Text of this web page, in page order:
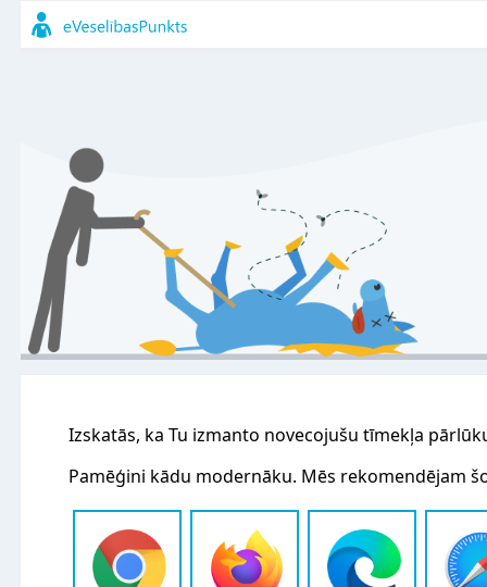
Izskatās, ka Tu izmanto novecojušu tīmekļa
Pamēģini kādu modernāku. Mēs rekomendējam